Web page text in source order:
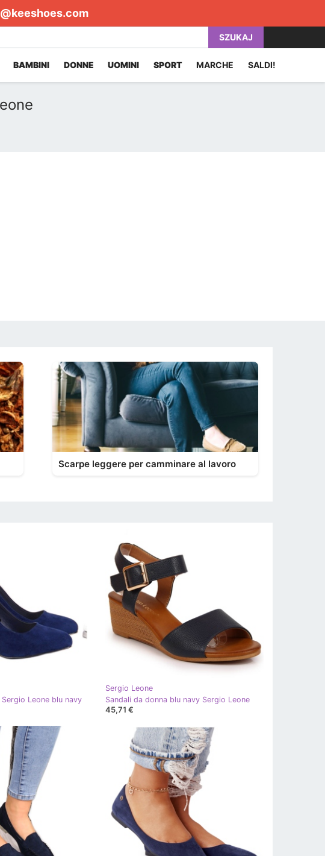
SZUKAJ
BAMBINI DONNE UOMINI SPORT MARCHE SALDI!
Scarpe leggere per camminare al lavoro
Leone blu navy
Sergio Leone
Sandali da donna blu navy Sergio Leone
45,71 €